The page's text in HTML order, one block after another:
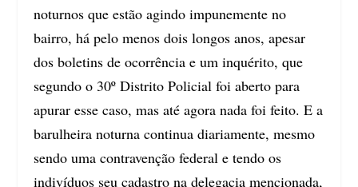
noturnos que estão agindo impunemente no
bairro, há pelo menos dois longos anos, apesar
dos boletins de ocorrência e um inquérito, que
segundo o 30º Distrito Policial foi aberto para
apurar esse caso, mas até agora nada foi feito. E a
barulheira noturna continua diariamente, mesmo
sendo uma contravenção federal e tendo os
indivíduos seu cadastro na delegacia mencionada,